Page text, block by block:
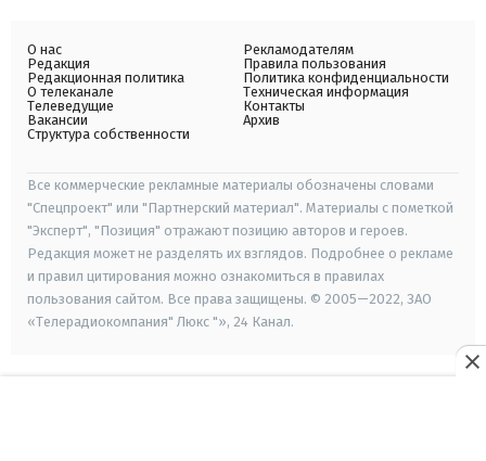
О нас
Редакция
Редакционная политика
О телеканале
Телеведущие
Вакансии
Структура собственности
Рекламодателям
Правила пользования
Политика конфиденциальности
Техническая информация
Контакты
Архив
Все коммерческие рекламные материалы обозначены словами
"Спецпроект" или "Партнерский материал". Материалы с пометкой
"Эксперт", "Позиция" отражают позицию авторов и героев.
Редакция может не разделять их взглядов. Подробнее о рекламе
и правил цитирования можно ознакомиться в правилах
пользования сайтом. Все права защищены. © 2005—2022, ЗАО
«Телерадиокомпания" Люкс "», 24 Канал.